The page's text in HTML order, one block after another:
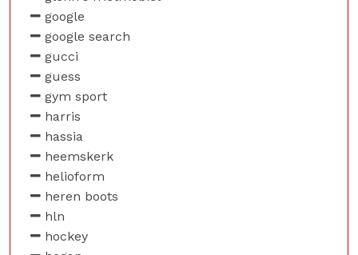
google
google search
gucci
guess
gym sport
harris
hassia
heemskerk
helioform
heren boots
hln
hockey